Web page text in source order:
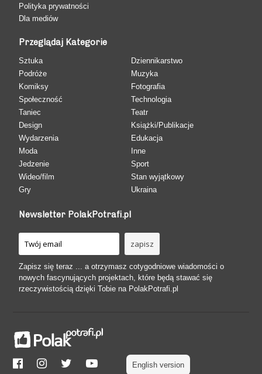
Polityka prywatności
Dla mediów
Przeglądaj Kategorie
Sztuka
Podróże
Komiksy
Społeczność
Taniec
Design
Wydarzenia
Moda
Jedzenie
Wideo/film
Gry
Dziennikarstwo
Muzyka
Fotografia
Technologia
Teatr
Książki/Publikacje
Edukacja
Inne
Sport
Stan wyjątkowy
Ukraina
Newsletter PolakPotrafi.pl
Zapisz się teraz ... a otrzymasz cotygodniowe wiadomości o
nowych fascynujących projektach, które będą stawać się
rzeczywistością dzięki Tobie na PolakPotrafi.pl
English version